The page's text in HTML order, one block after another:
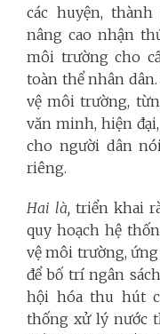
các huyện,
nâng cao nhận
môi trường cho
toàn thể nhân dân.
vệ môi trường,
văn minh, hiện
cho người dân
riêng.
Hai là, triển khai
quy hoạch hệ
vệ môi trường,
để bố trí ngân
hội hóa thu hút
thống xử lý nước